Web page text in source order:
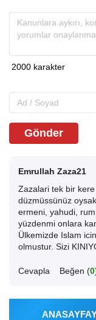
Gönder
Emrullah Zaza21
Zazalari tek bir
düzmüssünüz
ermeni, yahudi,
yüzdenmi onlara
Ülkemizde Islam
olmustur. Sizi
Cevapla Beğen (0